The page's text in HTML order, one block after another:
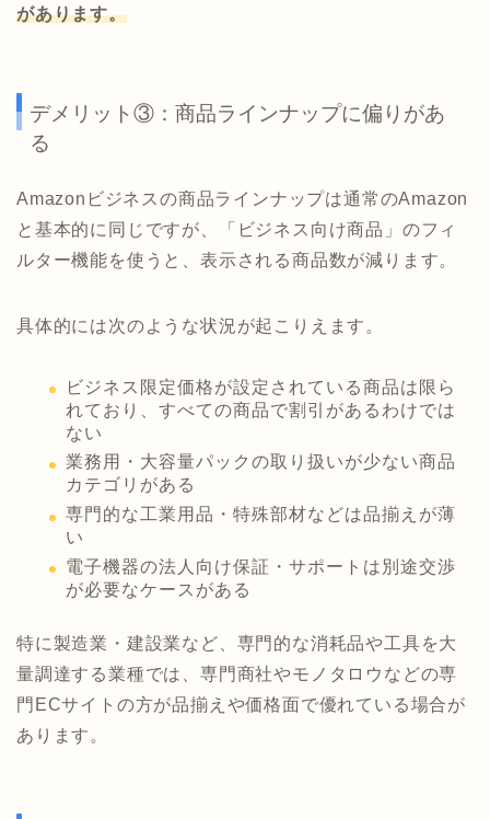
があります。
デメリット③：商品ラインナップに偏りがあ
る
Amazonビジネスの商品ラインナップは通常のAmazon
と基本的に同じですが、「ビジネス向け商品」のフィ
ルター機能を使うと、表示される商品数が減ります。
具体的には次のような状況が起こりえます。
ビジネス限定価格が設定されている商品は限ら
れており、すべての商品で割引があるわけでは
ない
業務用・大容量パックの取り扱いが少ない商品
カテゴリがある
専門的な工業用品・特殊部材などは品揃えが薄
い
電子機器の法人向け保証・サポートは別途交渉
が必要なケースがある
特に製造業・建設業など、専門的な消耗品や工具を大
量調達する業種では、専門商社やモノタロウなどの専
門ECサイトの方が品揃えや価格面で優れている場合が
あります。